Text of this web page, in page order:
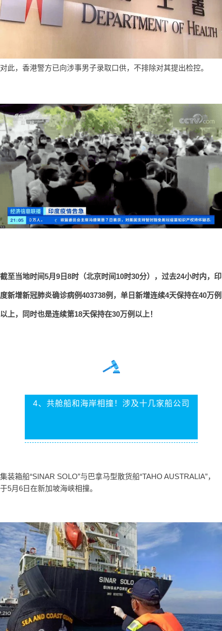
对此，香港警方已向涉事男子录取口供，不排除对其提出检控。
截至当地时间5月9日8时（北京时间10时30分），过去24小时内，印
度新增新冠肺炎确诊病例403738例，单日新增连续4天保持在40万例
以上，同时也是连续第18天保持在30万例以上！
4、共舱船和海岸相撞！涉及十几家船公司
集装箱船“SINAR SOLO”与巴拿马型散货船“TAHO AUSTRALIA”，
于5月6日在新加坡海峡相撞。